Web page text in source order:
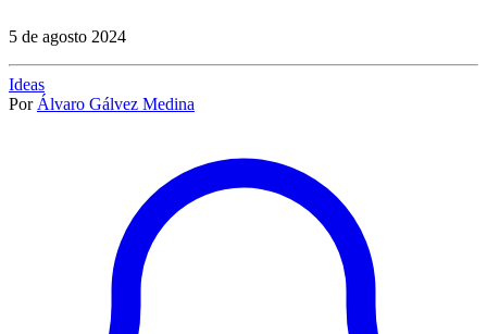
5 de agosto 2024
Ideas
Por Álvaro Gálvez Medina